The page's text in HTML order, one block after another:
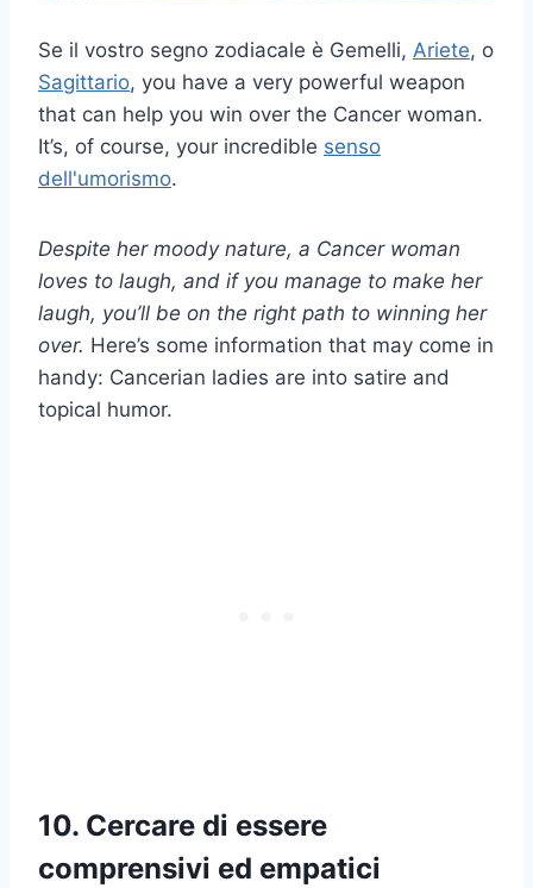
Se il vostro segno zodiacale è Gemelli, Ariete, o
Sagittario, you have a very powerful weapon
that can help you win over the Cancer woman.
It’s, of course, your incredible senso
dell'umorismo.
Despite her moody nature, a Cancer woman
loves to laugh, and if you manage to make her
laugh, you’ll be on the right path to winning her
over. Here’s some information that may come in
handy: Cancerian ladies are into satire and
topical humor.
10. Cercare di essere
comprensivi ed empatici